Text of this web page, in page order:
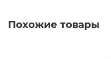
Похожие товары